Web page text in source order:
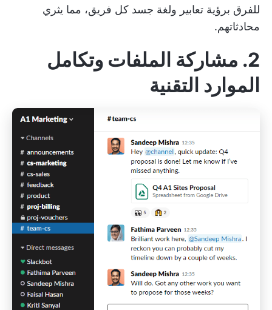
للفرق برؤية تعابير ولغة جسد كل فريق، مما يثري
محادثاتهم.
2. مشاركة الملفات وتكامل
الموارد التقنية